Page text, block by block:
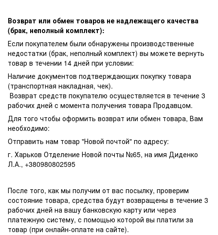
Возврат или обмен товаров не надлежащего качества
(брак, неполный комплект):
Если покупателем были обнаружены производственные
недостатки (брак, неполный комплект) вы можете вернуть
товар в течении 14 дней при условии:
Наличие документов подтверждающих покупку товара
(транспортная накладная, чек).
Возврат средств покупателю осуществляется в течение 3
рабочих дней с момента получения товара Продавцом.
Для того чтобы оформить возврат или обмен товара, Вам
необходимо:
Отправить нам товар "Новой почтой" по адресу:
г. Харьков Отделение Новой почты №65, на имя Диденко
Л.А., +380980802595
После того, как мы получим от вас посылку, проверим
состояние товара, средства будут возвращены в течение 3
рабочих дней на вашу банковскую карту или через
платежную систему, с помощью которой вы платили за
товар (при онлайн-оплате на сайте).